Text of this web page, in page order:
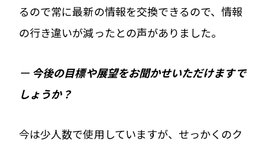
るので常に最新の情報を交換できるので、情報
の行き違いが減ったとの声がありました。
ー 今後の目標や展望をお聞かせいただけますで
しょうか？
今は少人数で使用していますが、せっかくのク